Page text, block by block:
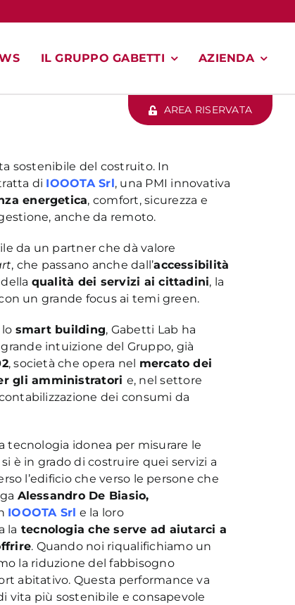
IL GRUPPO GABETTI AZIENDA
AREA RISERVATA
sostenibile del costruito. In
di IOOOTA Srl, una PMI innovativa
energetica, comfort, sicurezza e
anche da remoto.
da un partner che dà valore
, che passano anche dall’accessibilità
qualità dei servizi ai cittadini, la
un grande focus ai temi green.
smart building, Gabetti Lab ha
grande intuizione del Gruppo, già
, società che opera nel mercato dei
gli amministratori e, nel settore
dei consumi da
tecnologia idonea per misurare le
è in grado di costruire quei servizi a
l’edificio che verso le persone che
Alessandro De Biasio,
IOOOTA Srl e la loro
la tecnologia che serve ad aiutarci a
. Quando noi riqualifichiamo un
la riduzione del fabbisogno
abitativo. Questa performance va
vita più sostenibile e consapevole